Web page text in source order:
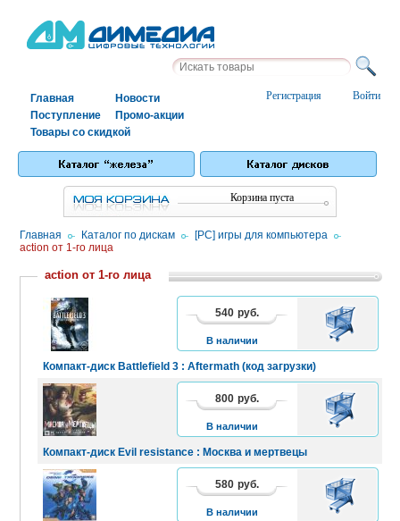
Войти
Регистрация
Главная
Новости
Поступление
Промо-акции
Товары со скидкой
Корзина пуста
Главная / Каталог по дискам / [PC] игры для компьютера /
action от 1-го лица
action от 1-го лица
Компакт-диск Battlefield 3 : Aftermath (код загрузки)
540 руб.
В наличии
В
КОРЗИНУ
Компакт-диск Evil resistance : Москва и мертвецы
800 руб.
В наличии
В
КОРЗИНУ
580 руб.
В наличии
В
КОРЗИНУ